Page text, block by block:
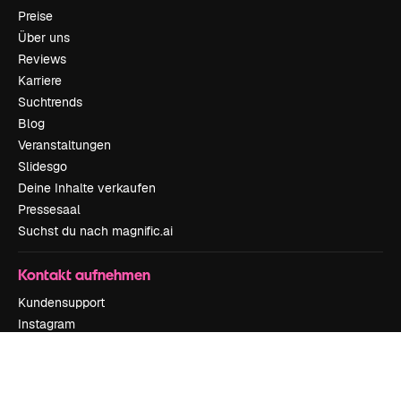
Preise
Über uns
Reviews
Karriere
Suchtrends
Blog
Veranstaltungen
Slidesgo
Deine Inhalte verkaufen
Pressesaal
Suchst du nach magnific.ai
Kontakt aufnehmen
Kundensupport
Instagram